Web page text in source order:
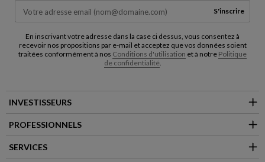
S'inscrire
En inscrivant votre adresse dans la case ci dessus, vous consentez à
recevoir nos propositions par e-mail et acceptez que vos données soient
traitées conformément à nos Conditions d'utilisation et à notre Politique
de confidentialité.
INVESTISSEURS
PROFESSIONNELS
SERVICES